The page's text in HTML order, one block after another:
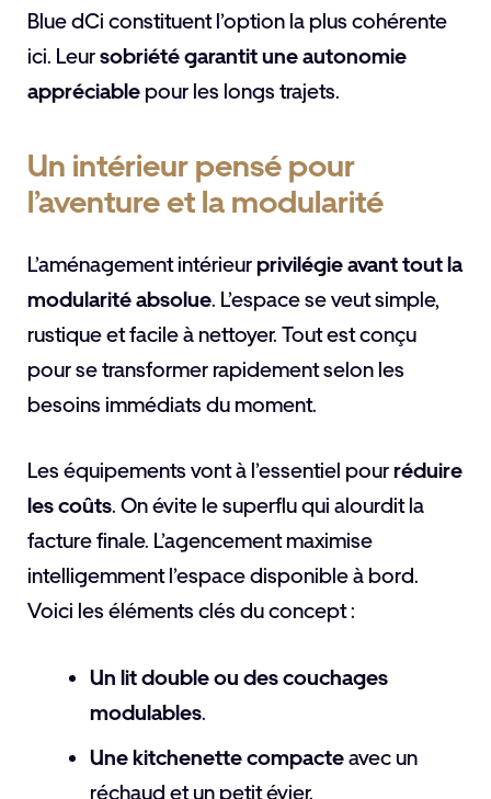
Blue dCi constituent l’option la plus cohérente
ici. Leursobriété garantit une autonomie
appréciable pour les longs trajets.
Un intérieur pensé pour
l’aventure et la modularité
L’aménagement intérieurprivilégie avant tout la
modularité absolue. L’espace se veut simple,
rustique et facile à nettoyer. Tout est conçu
pour se transformer rapidement selon les
besoins immédiats du moment.
Les équipements vont à l’essentiel pourréduire
les coûts. On évite le superflu qui alourdit la
facture finale. L’agencement maximise
intelligemment l’espace disponible à bord.
Voici les éléments clés du concept :
Un lit double ou des couchages
modulables.
Une kitchenette compacteavec un
réchaud et un petit évier.